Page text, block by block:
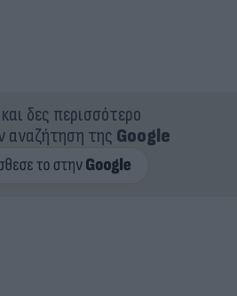
δες περισσότερο
αναζήτηση της Google